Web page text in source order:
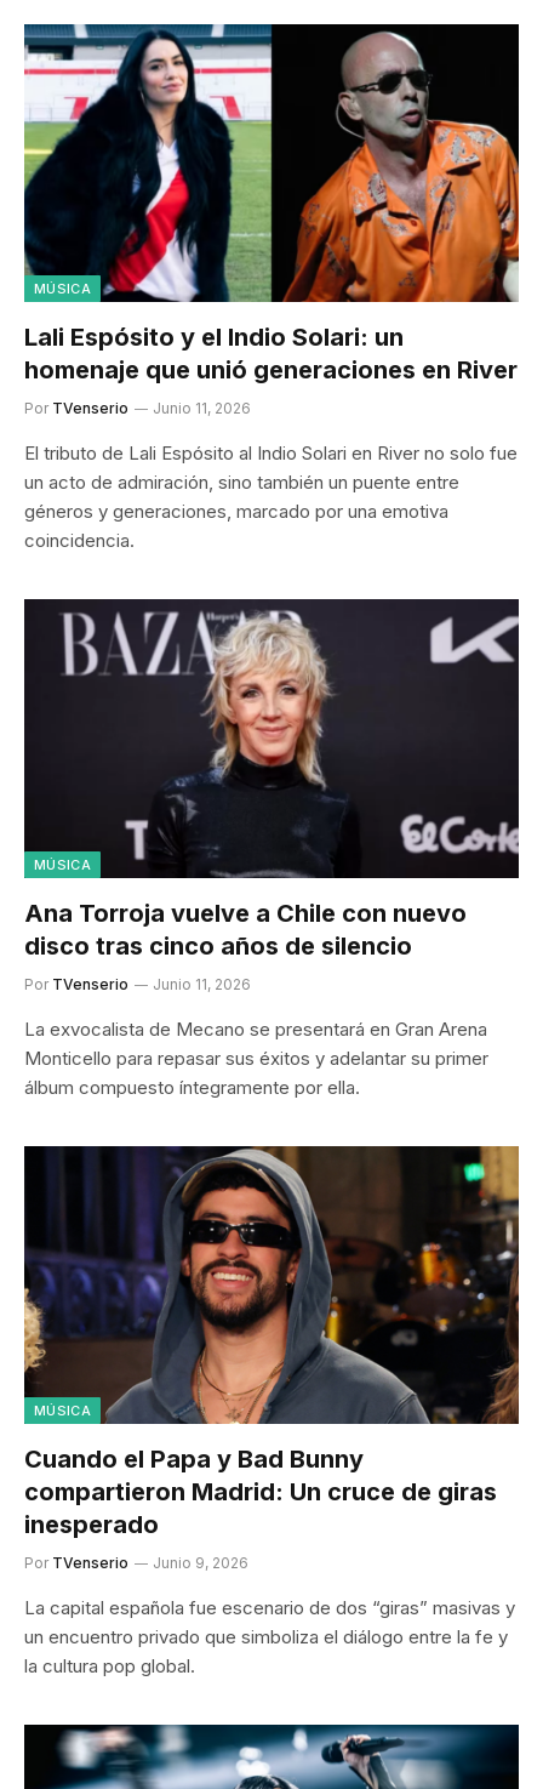
MÚSICA
Lali Espósito y el Indio Solari: un
homenaje que unió generaciones en River
Por TVenserio Junio 11, 2026
El tributo de Lali Espósito al Indio Solari en River no solo fue
un acto de admiración, sino también un puente entre
géneros y generaciones, marcado por una emotiva
coincidencia.
MÚSICA
Ana Torroja vuelve a Chile con nuevo
disco tras cinco años de silencio
Por TVenserio Junio 11, 2026
La exvocalista de Mecano se presentará en Gran Arena
Monticello para repasar sus éxitos y adelantar su primer
álbum compuesto íntegramente por ella.
MÚSICA
Cuando el Papa y Bad Bunny
compartieron Madrid: Un cruce de giras
inesperado
Por TVenserio Junio 9, 2026
La capital española fue escenario de dos “giras” masivas y
un encuentro privado que simboliza el diálogo entre la fe y
la cultura pop global.